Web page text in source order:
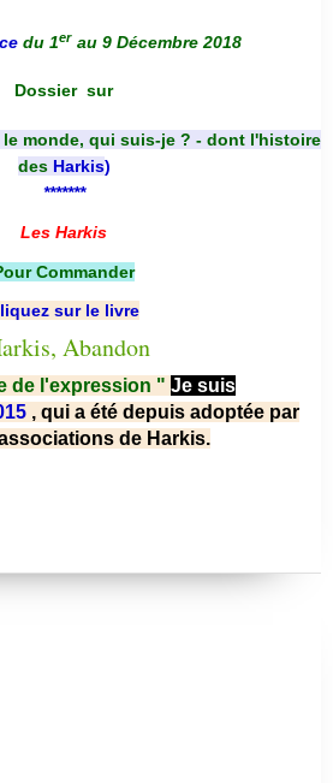
du 1er au 9 Décembre 2018
Dossier sur
monde, qui suis-je ? - dont l'histoire
des Harkis)
*******
Les Harkis
Commander
sur le livre
de l'expression " Je suis
, qui a été depuis adoptée par
de Harkis.